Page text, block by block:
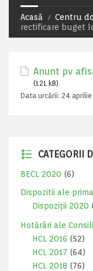
Acasă Centru
rectificare buget
Anunt pv
(121 kB)
Data urcării: 24
CATEGORII
BECL 2020 (6)
Dispozitii ale
Dispoziții 2020
Hotărâri ale
HCL 2016 (52)
HCL 2017 (64)
HCL 2018 (76)